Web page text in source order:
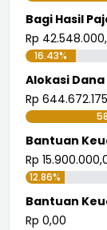
Bagi Hasil
Rp
16.43%
Alokasi Dana
Rp
Bantuan
Rp
12.86%
Bantuan
Rp 0,00